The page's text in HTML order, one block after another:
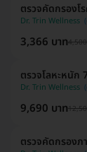
ตรวจคัดกรองโ
Dr. Trin Wellness
3,366 บาท
ตรวจโลหะหนัก
Dr. Trin Wellness
9,690 บาท
ตรวจคัดกรองภ